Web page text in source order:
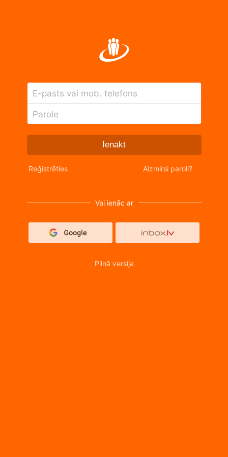
E-pasts vai mob. telefons
Parole
Ienākt
Reģistrēties Aizmirsi paroli?
Vai ienāc ar
Pilnā versija